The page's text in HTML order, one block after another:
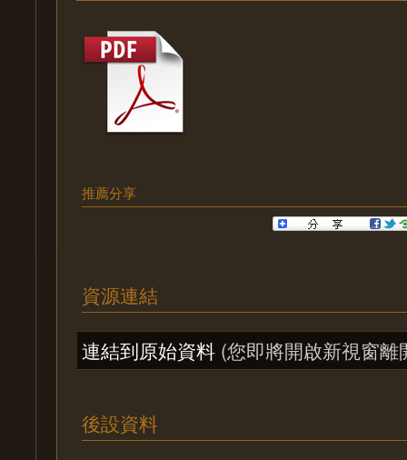
推薦分享
資源連結
連結到原始資料 (您即將開啟新視窗離
後設資料